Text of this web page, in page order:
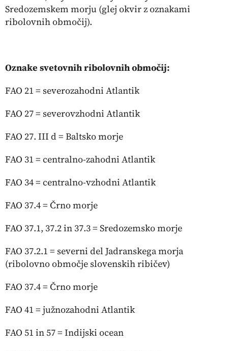
Sredozemskem morju (glej okvir z oznakami
ribolovnih območij).
Oznake svetovnih ribolovnih območij:
FAO 21 = severozahodni Atlantik
FAO 27 = severovzhodni Atlantik
FAO 27. III d = Baltsko morje
FAO 31 = centralno-zahodni Atlantik
FAO 34 = centralno-vzhodni Atlantik
FAO 37.4 = Črno morje
FAO 37.1, 37.2 in 37.3 = Sredozemsko morje
FAO 37.2.1 = severni del Jadranskega morja
(ribolovno območje slovenskih ribičev)
FAO 37.4 = Črno morje
FAO 41 = južnozahodni Atlantik
FAO 51 in 57 = Indijski ocean